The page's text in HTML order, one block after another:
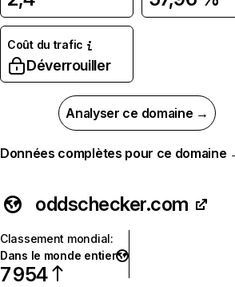
Coût du trafic
Déverrouiller
Analyser ce domaine →
Données complètes pour ce domaine
oddschecker.com
Classement mondial:
Dans le monde entier
7 954